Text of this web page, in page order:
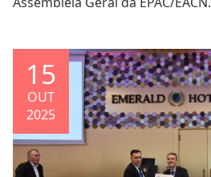
15
OUT
2025